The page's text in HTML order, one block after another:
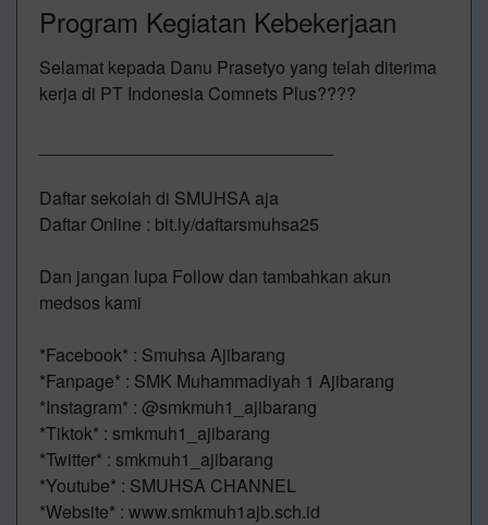
Program Kegiatan Kebekerjaan
Selamat kepada Danu Prasetyo yang telah diterima
kerja di PT Indonesia Comnets Plus????
Daftar sekolah di SMUHSA aja
Daftar Online : bit.ly/daftarsmuhsa25
Dan jangan lupa Follow dan tambahkan akun
medsos kami
*Facebook* : Smuhsa Ajibarang
*Fanpage* : SMK Muhammadiyah 1 Ajibarang
*Instagram* : @smkmuh1_ajibarang
*Tiktok* : smkmuh1_ajibarang
*Twitter* : smkmuh1_ajibarang
*Youtube* : SMUHSA CHANNEL
*Website* : www.smkmuh1ajb.sch.id